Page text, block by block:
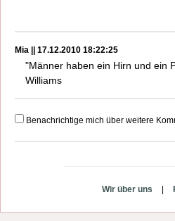
Mia || 17.12.2010 18:22:25
"Männer haben ein Hirn und ein
Williams
Benachrichtige mich über weitere
Wir über uns